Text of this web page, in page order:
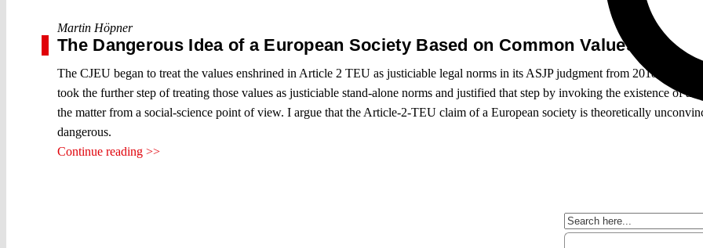
Martin Höpner
The Dangerous Idea of a European Society Based on Common Values
The CJEU began to treat the values enshrined in Article 2 TEU as justiciable legal norms in its ASJP judgment from 2018. In its
took the further step of treating those values as justiciable stand-alone norms and justified that step by invoking the existence of a
the matter from a social-science point of view. I argue that the Article-2-TEU claim of a European society is theoretically
dangerous.
Continue reading >>